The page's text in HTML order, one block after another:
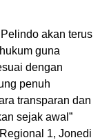
akan terus
guna
dengan
penuh
transparan dan
sejak awal”
1, Jonedi